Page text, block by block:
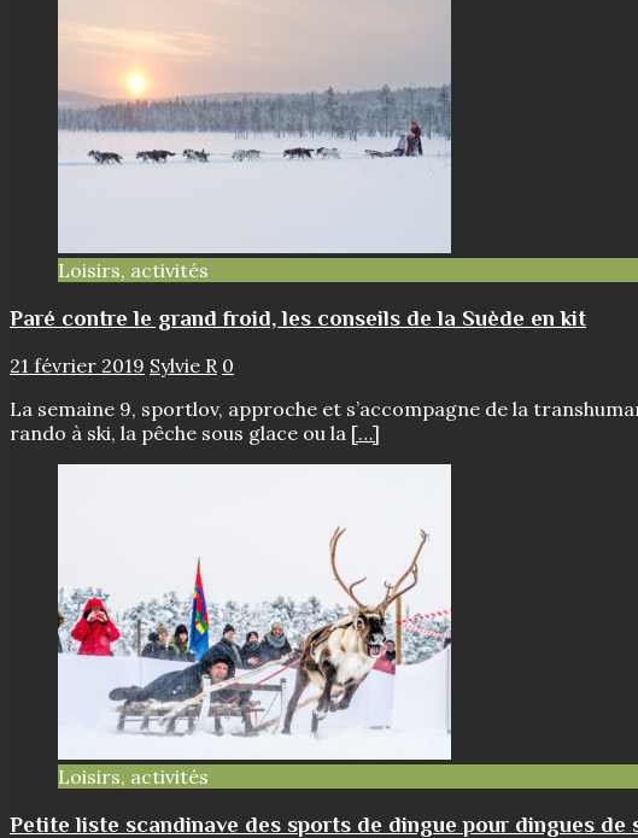
Loisirs, activités
Paré contre le grand froid, les conseils de la Suède en kit
21 février 2019 Sylvie R 0
La semaine 9, sportlov, approche et s’accompagne de la
rando à ski, la pêche sous glace ou la […]
Loisirs, activités
Petite liste scandinave des sports de dingue pour dingues de